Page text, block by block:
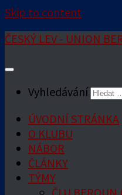
Skip to content
ČESKÝ LEV - UNION
Vyhledávání
ÚVODNÍ STRÁNKA
O KLUBU
NÁBOR
ČLÁNKY
TÝMY